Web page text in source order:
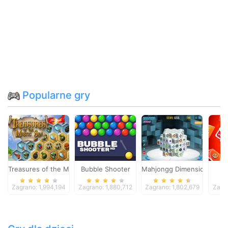
Popularne gry
Treasures of the Mystic Sea
Zagrano: 1,994,194
Bubble Shooter
Zagrano: 1,880,712
Mahjongg Dimensions
Zagrano: 1,802,679